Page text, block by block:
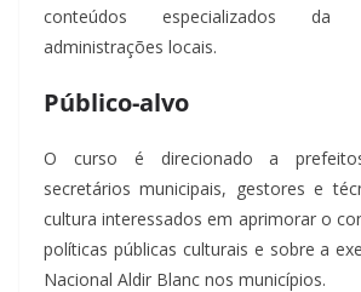
conteúdos especializados da
administrações locais.
Público-alvo
O curso é direcionado a
secretários municipais, gestores e
cultura interessados em aprimorar o
políticas públicas culturais e sobre a
Nacional Aldir Blanc nos municípios.